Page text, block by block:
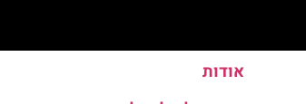
אודות